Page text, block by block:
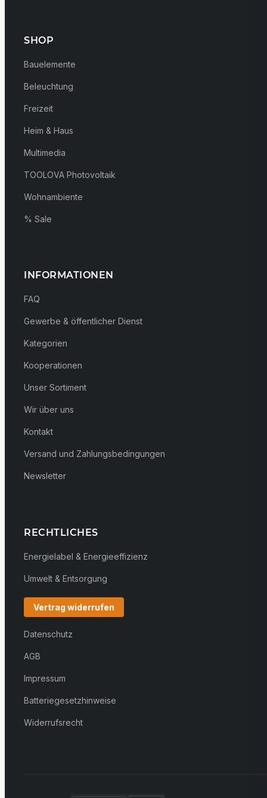
SHOP
Bauelemente
Beleuchtung
Freizeit
Heim & Haus
Multimedia
TOOLOVA Photovoltaik
Wohnambiente
% Sale
INFORMATIONEN
FAQ
Gewerbe & öffentlicher Dienst
Kategorien
Kooperationen
Unser Sortiment
Wir über uns
Kontakt
Versand und Zahlungsbedingungen
Newsletter
RECHTLICHES
Energielabel & Energieeffizienz
Umwelt & Entsorgung
Vertrag widerrufen
Datenschutz
AGB
Impressum
Batteriegesetzhinweise
Widerrufsrecht